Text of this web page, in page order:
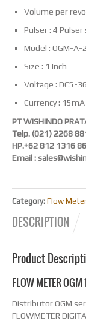
Volume per
Pulser : 4 Pulser
Model : OGM-A-
Size : 1 Inch
Voltage : DC5-
Currency : 15mA
PT WISHINDO
Telp. (021) 2268
HP.+62 812 1316
Email :
Category: Flow Meter
DESCRIPTION
Product
FLOW METER
Distributor OGM
FLOWMETER